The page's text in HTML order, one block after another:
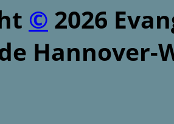
© 2026
Hannover-